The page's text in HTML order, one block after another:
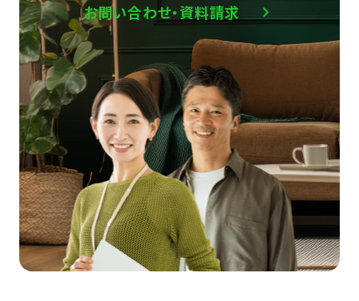
お問い合わせ・資料請求